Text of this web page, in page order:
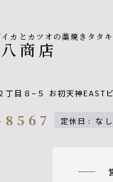
カとカツオの藁焼きタタキ
商店
丁目８−５ お初天神EAST
定休日 : なし